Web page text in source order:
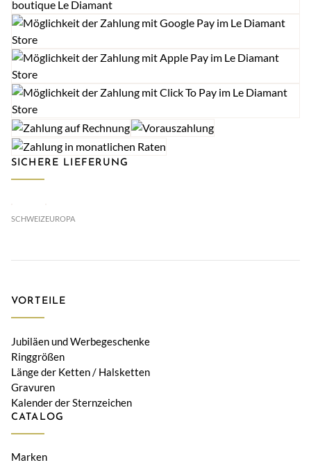
SICHERE LIEFERUNG
SCHWEIZEUROPA
VORTEILE
Jubiläen und Werbegeschenke
Ringgrößen
Länge der Ketten / Halsketten
Gravuren
Kalender der Sternzeichen
CATALOG
Marken